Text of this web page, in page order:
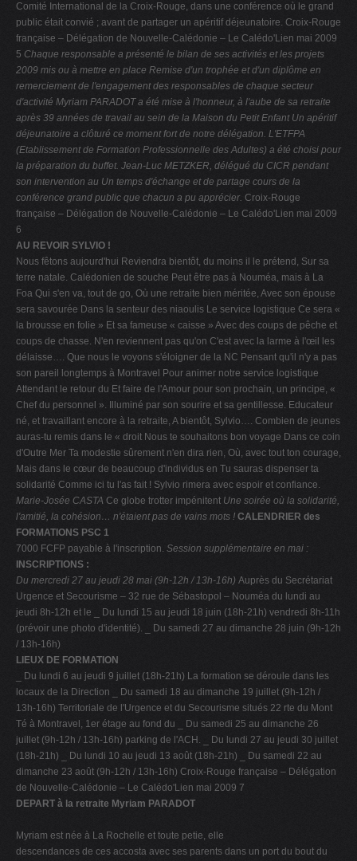
Comité International de la Croix-Rouge, dans une conférence où le grand
public était convié ; avant de partager un apéritif déjeunatoire. Croix-Rouge
française – Délégation de Nouvelle-Calédonie – Le Calédo'Lien mai 2009
5 Chaque responsable a présenté le bilan de ses activités et les projets
2009 mis ou à mettre en place Remise d'un trophée et d'un diplôme en
remerciement de l'engagement des responsables de chaque secteur
d'activité Myriam PARADOT a été mise à l'honneur, à l'aube de sa retraite
après 39 années de travail au sein de la Maison du Petit Enfant Un apéritif
déjeunatoire a clôturé ce moment fort de notre délégation. L'ETFPA
(Etablissement de Formation Professionnelle desAdultes) a été choisi pour
la préparation du buffet. Jean-Luc METZKER, délégué du CICR pendant
son intervention au Un temps d'échange et de partage cours de la
conférence grand public que chacun a pu apprécier. Croix-Rouge
française – Délégation de Nouvelle-Calédonie – Le Calédo'Lien mai 2009
6
AU REVOIR SYLVIO !
Nous fêtons aujourd'hui Reviendra bientôt, du moins il le prétend, Sur sa
terre natale. Calédonien de souche Peut être pas à Nouméa, mais à La
Foa Qui s'en va, tout de go, Où une retraite bien méritée, Avec son épouse
sera savourée Dans la senteur des niaoulis Le service logistique Ce sera «
la brousse en folie » Et sa fameuse « caisse » Avec des coups de pêche et
coups de chasse. N'en reviennent pas qu'on C'est avec la larme à l'œil les
délaisse…. Que nous le voyons s'éloigner de la NC Pensant qu'il n'y a pas
son pareil longtemps à Montravel Pour animer notre service logistique
Attendant le retour du Et faire de l'Amour pour son prochain, un principe, «
Chef du personnel ». Illuminé par son sourire et sa gentillesse. Educateur
né, et travaillant encore à la retraite, A bientôt, Sylvio…. Combien de jeunes
auras-tu remis dans le « droit Nous te souhaitons bon voyage Dans ce coin
d'Outre Mer Ta modestie sûrement n'en dira rien, Où, avec tout ton courage,
Mais dans le cœur de beaucoup d'individus en Tu sauras dispenser ta
solidarité Comme ici tu l'as fait ! Sylvio rimera avec espoir et confiance.
Marie-Josée CASTA Ce globe trotter impénitent Une soirée où la solidarité,
l'amitié, la cohésion… n'étaient pas de vains mots ! CALENDRIER des
FORMATIONS PSC 1
7000 FCFP payable à l'inscription. Session supplémentaire en mai :
INSCRIPTIONS :
Du mercredi 27 au jeudi 28 mai (9h-12h / 13h-16h) Auprès du Secrétariat
Urgence et Secourisme – 32 rue de Sébastopol – Nouméa du lundi au
jeudi 8h-12h et le _ Du lundi 15 au jeudi 18 juin (18h-21h) vendredi 8h-11h
(prévoir une photo d'identité). _ Du samedi 27 au dimanche 28 juin (9h-12h
/ 13h-16h)
LIEUX DE FORMATION
_ Du lundi 6 au jeudi 9 juillet (18h-21h) La formation se déroule dans les
locaux de la Direction _ Du samedi 18 au dimanche 19 juillet (9h-12h /
13h-16h) Territoriale de l'Urgence et du Secourisme situés 22 rte du Mont
Té à Montravel, 1er étage au fond du _ Du samedi 25 au dimanche 26
juillet (9h-12h / 13h-16h) parking de l'ACH. _ Du lundi 27 au jeudi 30 juillet
(18h-21h) _ Du lundi 10 au jeudi 13 août (18h-21h) _ Du samedi 22 au
dimanche 23 août (9h-12h / 13h-16h) Croix-Rouge française – Délégation
de Nouvelle-Calédonie – Le Calédo'Lien mai 2009 7
DEPART à la retraite Myriam PARADOT
Myriam est née à La Rochelle et toute petie, elle
descendances de ces accosta avec ses parents dans un port du bout du